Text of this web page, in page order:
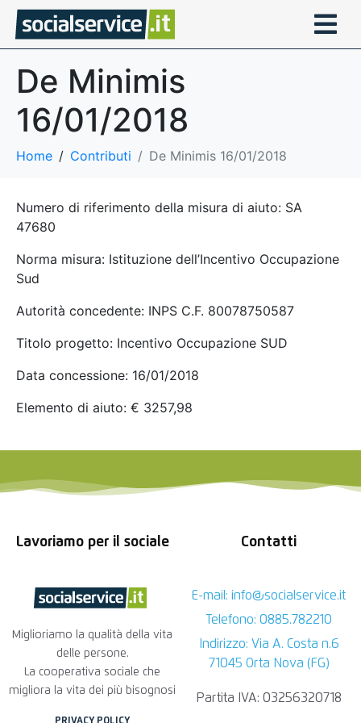
De Minimis
16/01/2018
Home Contributi De Minimis 16/01/2018
Numero di riferimento della misura di aiuto: SA
47680
Norma misura: Istituzione dell’Incentivo Occupazione
Sud
Autorità concedente: INPS C.F. 80078750587
Titolo progetto: Incentivo Occupazione SUD
Data concessione: 16/01/2018
Elemento di aiuto: € 3257,98
Lavoriamo per il sociale
Miglioriamo la qualità della vita
delle persone.
La cooperativa sociale che
migliora la vita dei più bisognosi
Contatti
E-mail: info@socialservice.it
Telefono: 0885.782210
Indirizzo: Via A. Costa n.6
71045 Orta Nova (FG)
Partita IVA: 03256320718